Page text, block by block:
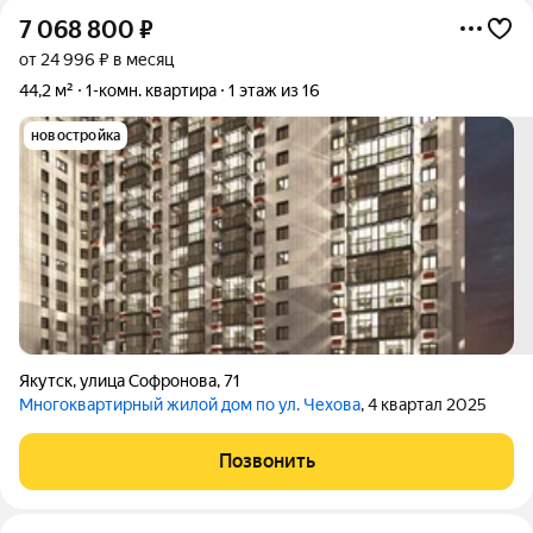
7 068 800 ₽
от 24 996 ₽ в месяц
44,2 м²
1-комн. квартира 1 этаж из 16
новостройка
Якутск,улица Софронова,71
Многоквартирный жилой дом по ул. Чехова, 4 квартал 2025
Позвонить